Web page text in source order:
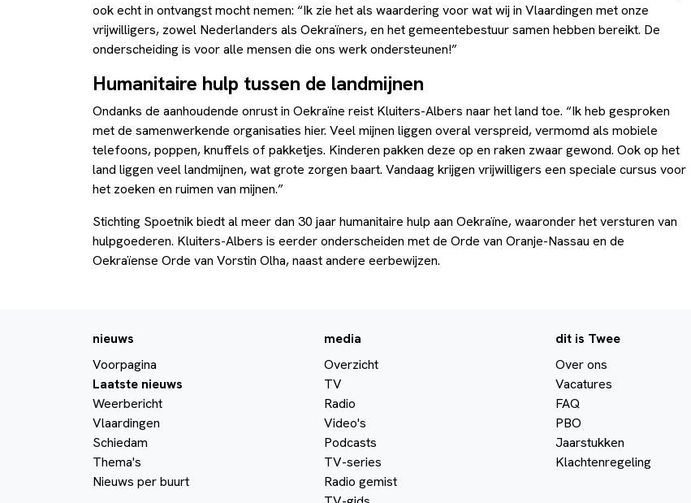
ook echt in ontvangst mocht nemen: “Ik zie het als waardering voor wat wij in Vlaardingen met onze
vrijwilligers, zowel Nederlanders als Oekraïners, en het gemeentebestuur samen hebben bereikt. De
onderscheiding is voor alle mensen die ons werk ondersteunen!”
Humanitaire hulp tussen de landmijnen
Ondanks de aanhoudende onrust in Oekraïne reist Kluiters-Albers naar het land toe. “Ik heb gesproken
met de samenwerkende organisaties hier. Veel mijnen liggen overal verspreid, vermomd als mobiele
telefoons, poppen, knuffels of pakketjes. Kinderen pakken deze op en raken zwaar gewond. Ook op het
land liggen veel landmijnen, wat grote zorgen baart. Vandaag krijgen vrijwilligers een speciale cursus voor
het zoeken en ruimen van mijnen.”
Stichting Spoetnik biedt al meer dan 30 jaar humanitaire hulp aan Oekraïne, waaronder het versturen van
hulpgoederen. Kluiters-Albers is eerder onderscheiden met de Orde van Oranje-Nassau en de
Oekraïense Orde van Vorstin Olha, naast andere eerbewijzen.
nieuws
Voorpagina
Laatste nieuws
Weerbericht
Vlaardingen
Schiedam
Thema's
Nieuws per buurt
media
Overzicht
TV
Radio
Video's
Podcasts
TV-series
Radio gemist
dit is Twee
Over ons
Vacatures
FAQ
PBO
Jaarstukken
Klachtenregeling